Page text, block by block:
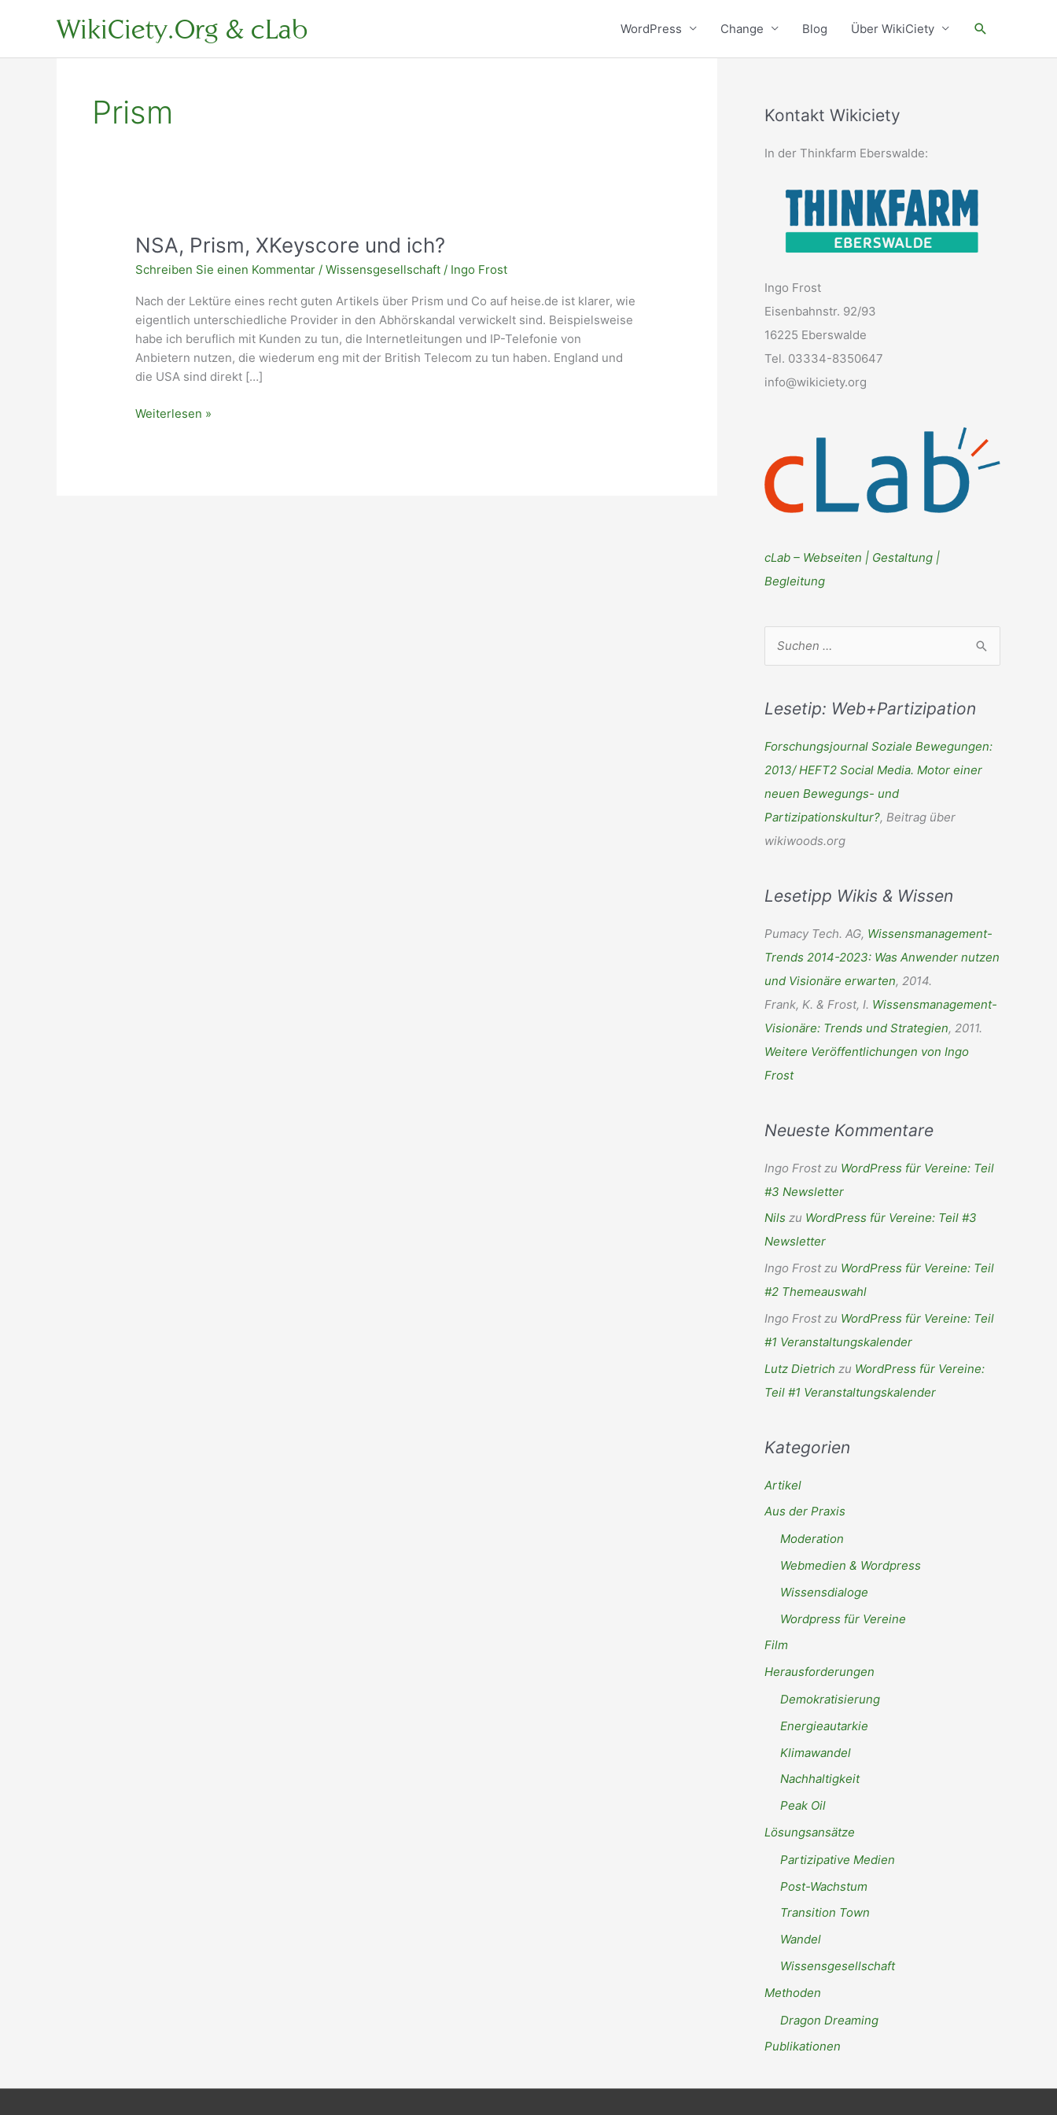
WikiCiety.Org & cLab WordPress Change Blog Über WikiCiety Suchen
Prism
NSA, Prism, XKeyscore und ich?
Schreiben Sie einen Kommentar /Wissensgesellschaft / Ingo Frost
Nach der Lektüre eines recht guten Artikels über Prism und Co auf heise.de ist klarer, wie
eigentlich unterschiedliche Provider in den Abhörskandal verwickelt sind. Beispielsweise
habe ich beruflich mit Kunden zu tun, die Internetleitungen und IP-Telefonie von
Anbietern nutzen, die wiederum eng mit der British Telecom zu tun haben. England und
die USA sind direkt […]
NSA,
Weiterlesen »
Kontakt Wikiciety
In der Thinkfarm Eberswalde:
Ingo Frost
Eisenbahnstr. 92/93
16225 Eberswalde
Tel. 03334-8350647
info@wikiciety.org
cLab – Webseiten | Gestaltung |
Begleitung
h
n
n
a
c
h
Lesetip: Web+Partizipation
Forschungsjournal Soziale Bewegungen:
2013/ HEFT2 Social Media. Motor einer
neuen Bewegungs- und
Partizipationskultur?, Beitrag über
wikiwoods.org
Lesetipp Wikis & Wissen
Pumacy Tech. AG, Wissensmanagement-
Trends 2014-2023: Was Anwender nutzen
und Visionäre erwarten, 2014.
Frank, K. & Frost, I. Wissensmanagement-
Visionäre: Trends und Strategien, 2011.
Weitere Veröffentlichungen von Ingo
Frost
Neueste Kommentare
Ingo Frostzu WordPress für Vereine: Teil
#3 Newsletter
Nils zu WordPress für Vereine: Teil #3
Newsletter
Ingo Frostzu WordPress für Vereine: Teil
#2 Themeauswahl
Ingo Frostzu WordPress für Vereine: Teil
#1 Veranstaltungskalender
Lutz Dietrich zu WordPress für Vereine:
Teil #1 Veranstaltungskalender
Kategorien
Artikel
Aus der Praxis
Moderation
Webmedien & Wordpress
Wissensdialoge
Wordpress für Vereine
Film
Herausforderungen
Demokratisierung
Energieautarkie
Klimawandel
Nachhaltigkeit
Peak Oil
Lösungsansätze
Partizipative Medien
Post-Wachstum
Transition Town
Wandel
Wissensgesellschaft
Methoden
Dragon Dreaming
Publikationen